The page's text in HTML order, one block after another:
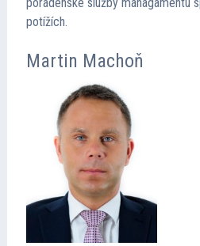
potížích.
Martin Machoň